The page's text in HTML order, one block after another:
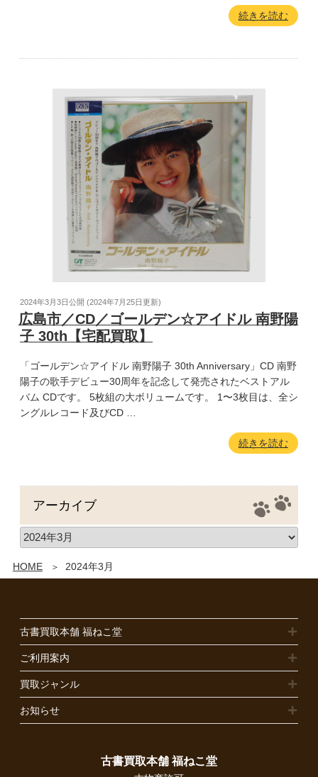
HOME 2024年3月
続きを読む
2024年3月3日公開 (2024年7月25日更新)
広島市／CD／ゴールデン☆アイドル 南野陽
子 30th【宅配買取】
「ゴールデン☆アイドル 南野陽子 30th Anniversary」CD 南野
陽子の歌手デビュー30周年を記念して発売されたベストアル
バム CDです。 5枚組の大ボリュームです。 1〜3枚目は、全シ
ングルレコード及びCD …
続きを読む
アーカイブ
古書買取本舗 福ねこ堂
ご利用案内
買取ジャンル
お知らせ
古書買取本舗 福ねこ堂